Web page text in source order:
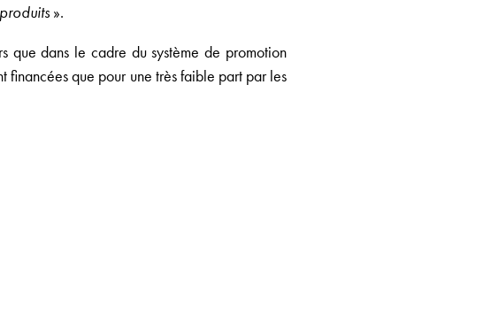
».
que dans le cadre du système de promotion
financées que pour une très faible part par les